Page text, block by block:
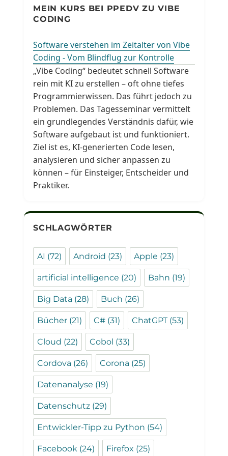
MEIN KURS BEI PPEDV ZU VIBE
CODING
Software verstehen im Zeitalter von Vibe
Coding - Vom Blindflug zur Kontrolle
„Vibe Coding“ bedeutet schnell Software
rein mit KI zu erstellen – oft ohne tiefes
Programmierwissen. Das führt jedoch zu
Problemen. Das Tagesseminar vermittelt
ein grundlegendes Verständnis dafür, wie
Software aufgebaut ist und funktioniert.
Ziel ist es, KI-generierten Code lesen,
analysieren und sicher anpassen zu
können – für Einsteiger, Entscheider und
Praktiker.
SCHLAGWÖRTER
AI (72) Android (23) Apple (23)
artificial intelligence (20) Bahn (19)
Big Data (28) Buch (26)
Bücher (21) C# (31) ChatGPT(53)
Cloud (22) Cobol (33)
Cordova (26) Corona (25)
Datenanalyse (19)
Datenschutz (29)
Entwickler-Tipp zu Python (54)
Facebook (24) Firefox (25)